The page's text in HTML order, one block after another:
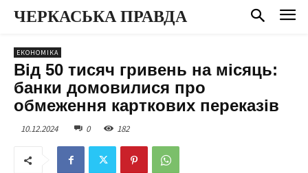
ЧЕРКАСЬКА ПРАВДА
ЕКОНОМІКА
Від 50 тисяч гривень на місяць:
банки домовилися про
обмеження карткових переказів
10.12.2024 0 182